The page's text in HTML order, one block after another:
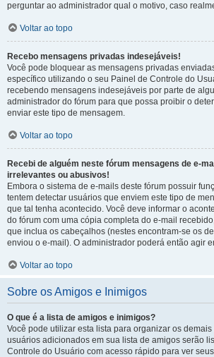
perguntar ao administrador qual o motivo, caso
Voltar ao topo
Recebo mensagens privadas indesejáveis!
Você pode bloquear as mensagens privadas
específico utilizando o seu Painel de Controle do
recebendo mensagens indesejáveis por parte de
administrador do fórum para que possa proibir o
enviar este tipo de mensagem.
Voltar ao topo
Recebi de alguém neste fórum mensagens de e-
irrelevantes ou abusivos!
Embora o sistema de e-mails deste fórum possuir
tentem detectar usuários que enviem este tipo de
que tal tenha acontecido. Você deve informar o
do fórum com uma cópia completa do e-mail
que inclua os cabeçalhos (nestes encontram-se os
enviou o e-mail). O administrador poderá então agir
Voltar ao topo
Sobre os Amigos e Inimigos
O que é a lista de amigos e inimigos?
Você pode utilizar esta lista para organizar os
usuários adicionados em sua lista de amigos serão
Controle do Usuário com acesso rápido para ver